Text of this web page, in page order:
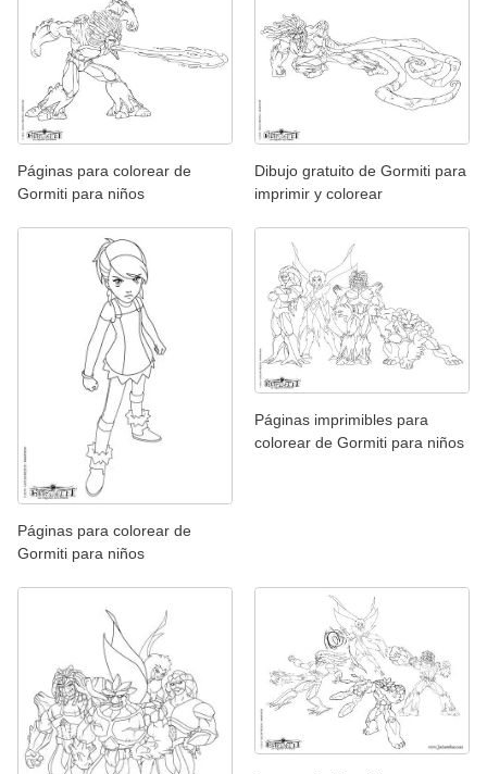
Páginas para colorear de
Gormiti para niños
Dibujo gratuito de Gormiti para
imprimir y colorear
Páginas para colorear de
Gormiti para niños
Páginas imprimibles para
colorear de Gormiti para niños